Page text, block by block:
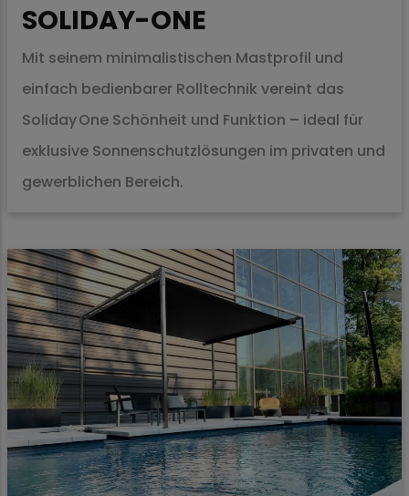
SOLIDAY-ONE
Mit seinem minimalistischen Mastprofil und
einfach bedienbarer Rolltechnik vereint das
Soliday One Schönheit und Funktion – ideal für
exklusive Sonnenschutzlösungen im privaten und
gewerblichen Bereich.